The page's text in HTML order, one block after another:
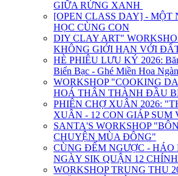
GIỮA RỪNG XANH
[OPEN CLASS DAY] -
HỌC CÙNG CON
DIY CLAY ART"
KHÔNG GIỚI HẠN VỚI
HÈ PHIÊU LƯU KÝ 2026:
Biển Bạc - Ghé Miền Hoa Ngàn
WORKSHOP "COOKING
HOÁ THÂN THÀNH ĐẦU
PHIÊN CHỢ XUÂN 2026:
XUÂN - 12 CON GIÁP SUM
SANTA'S WORKSHOP
CHUYỆN MÙA ĐÔNG"
CÙNG ĐẾM NGƯỢC - HÁO
NGÀY SIK QUẬN 12
WORKSHOP TRUNG THU